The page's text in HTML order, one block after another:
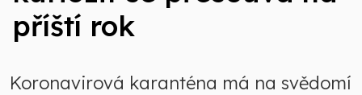
příští rok
Koronavirová karanténa má na svědomí